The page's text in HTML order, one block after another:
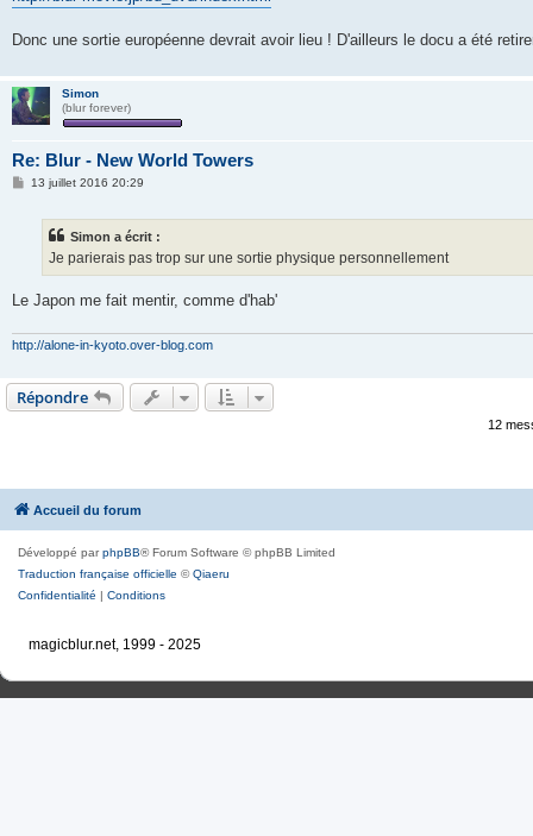
Donc une sortie européenne devrait avoir lieu ! D'ailleurs le docu a été
Simon
(blur forever)
Re: Blur - New World Towers
M
13 juillet 2016 20:29
Simon a écrit :
Je parierais pas trop sur une sortie physique personnellement
Le Japon me fait mentir, comme d'hab'
http://alone-in-kyoto.over-blog.com
Répondre
12
Accueil du forum
Développé parphpBB® Forum Software © phpBB Limited
Traduction française officielle ©Qiaeru
Confidentialité | Conditions
magicblur.net, 1999 - 2025